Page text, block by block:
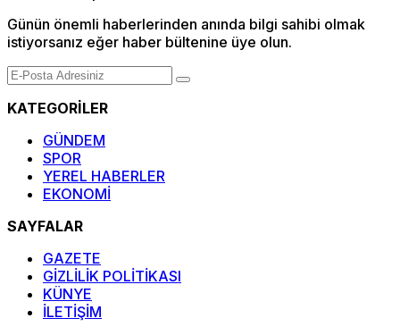
Günün önemli haberlerinden anında bilgi sahibi olmak
istiyorsanız eğer haber bültenine üye olun.
KATEGORİLER
GÜNDEM
SPOR
YEREL HABERLER
EKONOMİ
SAYFALAR
GAZETE
GİZLİLİK POLİTİKASI
KÜNYE
İLETİŞİM